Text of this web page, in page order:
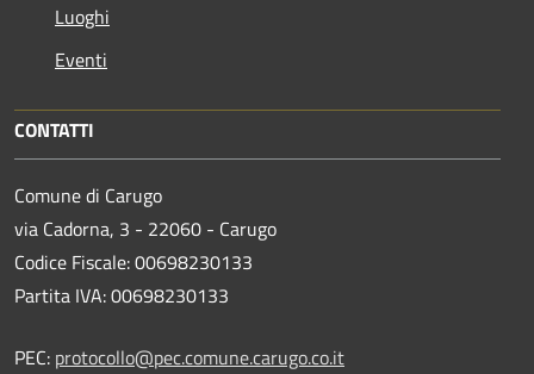
Luoghi
Eventi
CONTATTI
Comune di Carugo
via Cadorna, 3 - 22060 - Carugo
Codice Fiscale: 00698230133
Partita IVA: 00698230133
PEC: protocollo@pec.comune.carugo.co.it